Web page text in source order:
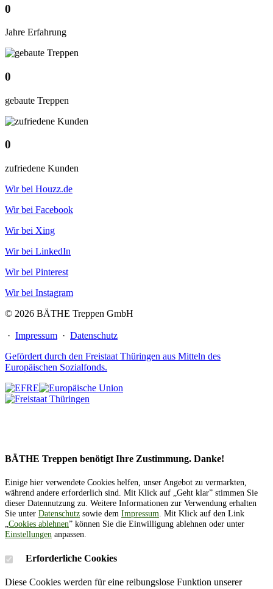
0
Jahre Erfahrung
0
gebaute Treppen
0
zufriedene Kunden
Wir bei Houzz.de
Wir bei Facebook
Wir bei Xing
Wir bei LinkedIn
Wir bei Pinterest
Wir bei Instagram
© 2026 BÄTHE Treppen GmbH
· Impressum · Datenschutz
Gefördert durch den Freistaat Thüringen aus Mitteln des
Europäischen Sozialfonds.
BÄTHE Treppen benötigt Ihre Zustimmung. Danke!
Einige hier verwendete Cookies helfen, unser Angebot zu vermarkten,
während andere erforderlich sind. Mit Klick auf „Geht klar” stimmen Sie
dieser Datennutzung zu. Weitere Informationen zur Verwendung erhalten
Sie unter Datenschutz sowie dem Impressum. Mit Klick auf den Link
„Cookies ablehnen” können Sie die Einwilligung ablehnen oder unter
Einstellungen anpassen.
Erforderliche Cookies
Diese Cookies werden für eine reibungslose Funktion unserer